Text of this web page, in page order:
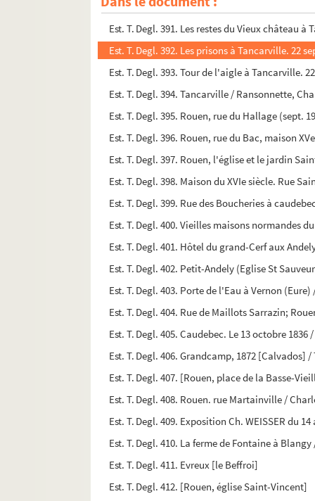
Est. T. Degl. 390. Vue de Tancarville. 22 7bre
Est. T. Degl. 391. Les restes du Vieux château
Est. T. Degl. 392. Les prisons à Tancarville. 22
Est. T. Degl. 393. Tour de l'aigle à Tancarville.
Est. T. Degl. 394. Tancarville / Ransonnette,
Est. T. Degl. 395. Rouen, rue du Hallage (sept.
Est. T. Degl. 396. Rouen, rue du Bac, maison
Est. T. Degl. 397. Rouen, l'église et le jardin
Est. T. Degl. 398. Maison du XVIe siècle. Rue
Est. T. Degl. 399. Rue des Boucheries à
Est. T. Degl. 400. Vieilles maisons normandes
Est. T. Degl. 401. Hôtel du grand-Cerf aux
Est. T. Degl. 402. Petit-Andely (Eglise St
Est. T. Degl. 403. Porte de l'Eau à Vernon
Est. T. Degl. 404. Rue de Maillots Sarrazin;
Est. T. Degl. 405. Caudebec. Le 13 octobre
Est. T. Degl. 406. Grandcamp, 1872 [Calvados]
Est. T. Degl. 407. [Rouen, place de la Basse-
Est. T. Degl. 408. Rouen. rue Martainville /
Est. T. Degl. 409. Exposition Ch. WEISSER du
Est. T. Degl. 410. La ferme de Fontaine à
Est. T. Degl. 411. Evreux [le Beffroi]
Est. T. Degl. 412. [Rouen, église Saint-Vincent]